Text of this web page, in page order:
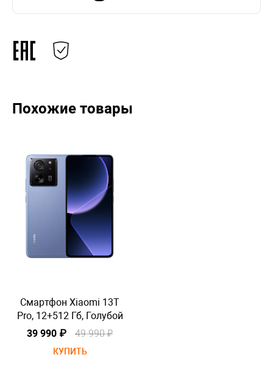
Похожие товары
Смартфон Xiaomi 13T
Pro, 12+512 Гб, Голубой
39 990 ₽
49 990 ₽
КУПИТЬ